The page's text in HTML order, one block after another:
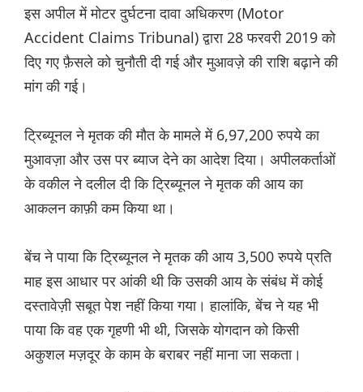
इस अपील में मोटर दुर्घटना दावा अधिकरण (Motor
Accident Claims Tribunal) द्वारा 28 फरवरी 2019 को
दिए गए फ़ैसले को चुनौती दी गई और मुआवज़े की राशि बढ़ाने की
मांग की गई।
ट्रिब्यूनल ने मृतक की मौत के मामले में 6,97,200 रुपये का
मुआवज़ा और उस पर ब्याज देने का आदेश दिया। अपीलकर्ताओं
के वकील ने दलील दी कि ट्रिब्यूनल ने मृतक की आय का
आकलन काफ़ी कम किया था।
बेंच ने पाया कि ट्रिब्यूनल ने मृतक की आय 3,500 रुपये प्रति
माह इस आधार पर आंकी थी कि उसकी आय के संबंध में कोई
दस्तावेज़ी सबूत पेश नहीं किया गया। हालांकि, बेंच ने यह भी
पाया कि वह एक गृहणी भी थी, जिसके योगदान को किसी
अकुशल मज़दूर के काम के बराबर नहीं माना जा सकता।